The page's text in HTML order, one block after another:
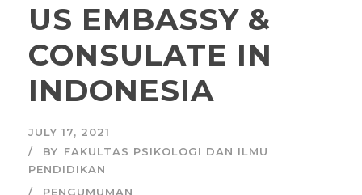
US EMBASSY &
CONSULATE IN
INDONESIA
JULY 17, 2021
BY FAKULTAS PSIKOLOGI DAN ILMU
PENDIDIKAN
PENGUMUMAN